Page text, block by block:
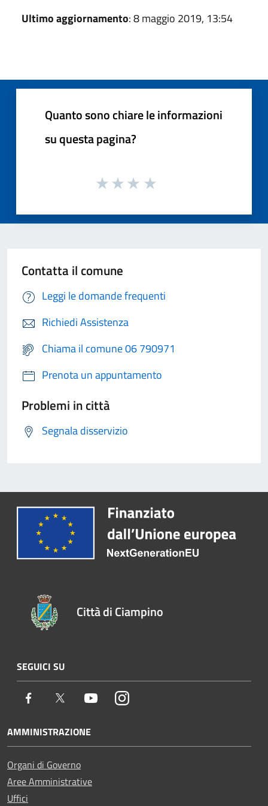
Ultimo aggiornamento: 8 maggio 2019, 13:54
Quanto sono chiare le informazioni
su questa pagina?
Contatta il comune
Leggi le domande frequenti
Richiedi Assistenza
Chiama il comune 06 790971
Prenota un appuntamento
Problemi in città
Segnala disservizio
Città di Ciampino
SEGUICI SU
Facebook Twitter YoutubeInstagram
AMMINISTRAZIONE
Organi di Governo
Aree Amministrative
Uffici